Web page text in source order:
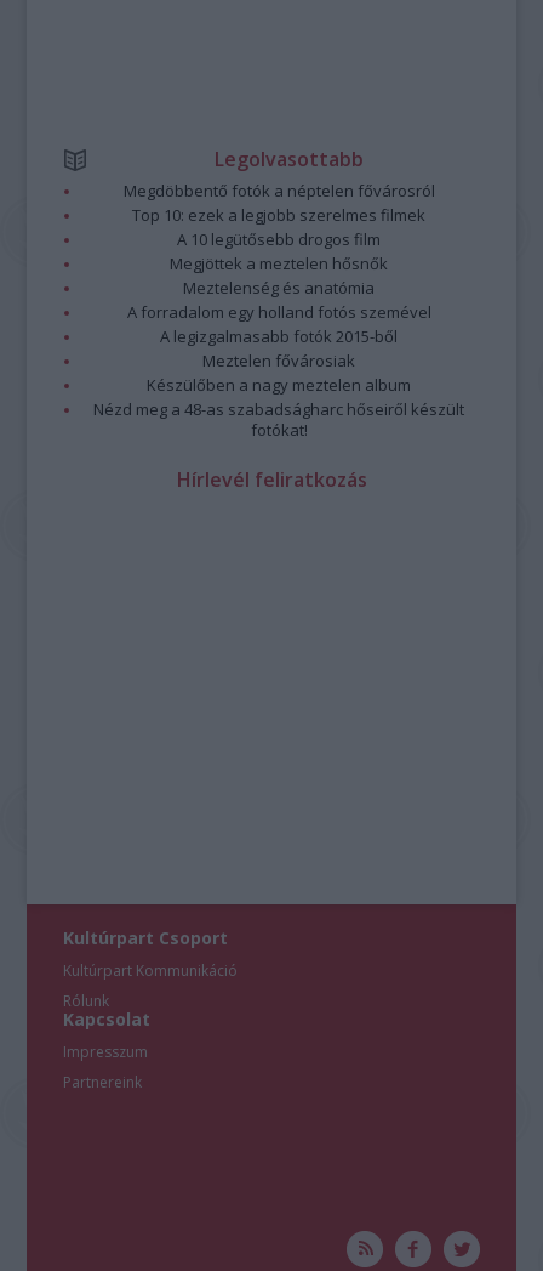
Legolvasottabb
Megdöbbentő fotók a néptelen fővárosról
Top 10: ezek a legjobb szerelmes filmek
A 10 legütősebb drogos film
Megjöttek a meztelen hősnők
Meztelenség és anatómia
A forradalom egy holland fotós szemével
A legizgalmasabb fotók 2015-ből
Meztelen fővárosiak
Készülőben a nagy meztelen album
Nézd meg a 48-as szabadságharc hőseiről készült
fotókat!
Hírlevél feliratkozás
Kultúrpart Csoport
Kultúrpart Kommunikáció
Rólunk
Kapcsolat
Impresszum
Partnereink